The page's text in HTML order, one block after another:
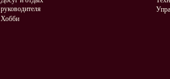
руководителя
Хобби